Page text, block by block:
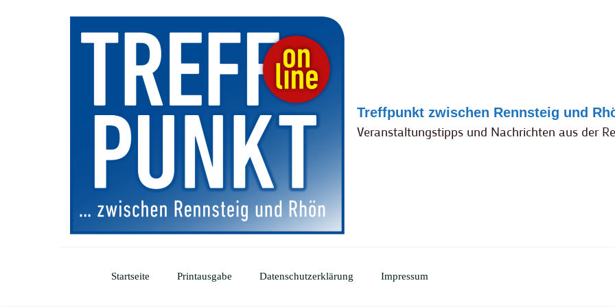
Treffpunkt zwischen Rennsteig und
Veranstaltungstipps und Nachrichten aus der
Startseite Printausgabe Datenschutzerklärung Impressum